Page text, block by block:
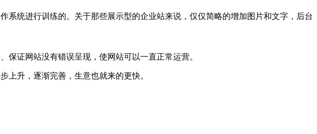
统进行训练的。关于那些展示型的企业站来说，仅仅简略的增加图片和文字，后台
证网站没有错误呈现，使网站可以一直正常运营。
上升，逐渐完善，生意也就来的更快。